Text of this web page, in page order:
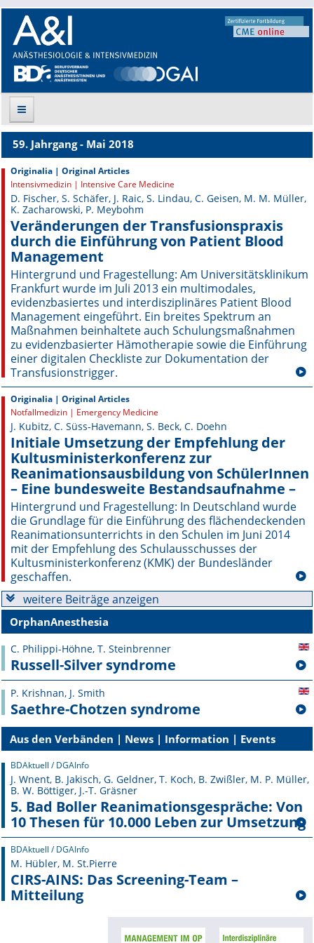
Suche
Aktuelle Ausgabe
Leitlinien
Archiv
Supplements
Supplements OrphanAnesthesia
Online First
A&I English
Mediadaten
Autoren-Service
Bestell-Service
Stellenmarkt
Kongresskalender
59. Jahrgang - Mai 2018
Originalia | Original Articles
Intensivmedizin | Intensive Care Medicine
D. Fischer, S. Schäfer, J. Raic, S. Lindau, C. Geisen, M. M. Müller,
K. Zacharowski, P. Meybohm
Veränderungen der Transfusionspraxis
durch die Einführung von Patient Blood
Management
Hintergrund und Fragestellung: Am Uni­versitätsklinikum
Frankfurt wurde im Juli 2013 ein multimodales,
evidenzbasiertes und interdisziplinäres Patient Blood
Management eingeführt. Ein brei­tes Spektrum an
Maßnahmen beinhaltete auch Schulungsmaßnahmen
zu evidenzbasierter Hämotherapie sowie die Einführung
einer digitalen Checkliste zur Dokumentation der
Transfusionstrigger.
Originalia | Original Articles
Notfallmedizin | Emergency Medicine
J. Kubitz, C. Süss-Havemann, S. Beck, C. Doehn
Initiale Umsetzung der Empfehlung der
Kultusministerkonferenz zur
Reanimationsausbildung von SchülerInnen
– Eine bundesweite Bestandsaufnahme –
Hintergrund und Fragestellung: In Deutschland wurde
die Grundlage für die Einführung des flächendeckenden
Reanimationsunterrichts in den Schulen im Juni 2014
mit der Empfehlung des Schulausschusses der
Kultusministerkon­ferenz (KMK) der Bundesländer
geschaffen.
weitere Beiträge anzeigen
OrphanAnesthesia
C. Philippi-Höhne, T. Steinbrenner
Russell-Silver syndrome
P. Krishnan, J. Smith
Saethre-Chotzen syndrome
Aus den Verbänden | News | Information | Events
BDAktuell / DGAInfo
J. Wnent, B. Jakisch, G. Geldner, T. Koch, B. Zwißler, M. P. Müller,
B. W. Böttiger, J.-T. Gräsner
5. Bad Boller Reanimationsgespräche: Von
10 Thesen für 10.000 Leben zur Umsetzung
BDAktuell / DGAInfo
M. Hübler, M. St.Pierre
CIRS-AINS: Das Screening-Team –
Mitteilung